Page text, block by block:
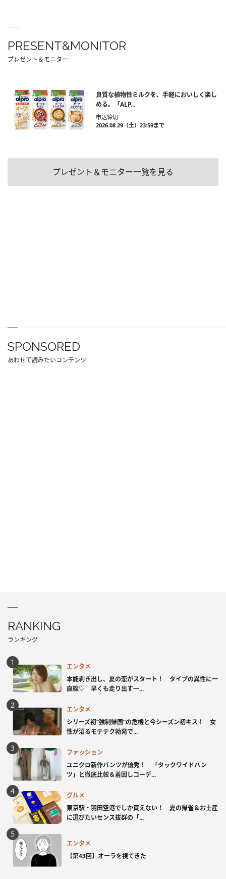
PRESENT&MONITOR
プレゼント＆モニター
良質な植物性ミルクを、手軽においしく楽し
める。「ALP...
申込締切
2026.08.29（土）23:59まで
プレゼント＆モニター一覧を見る
SPONSORED
あわせて読みたいコンテンツ
RANKING
ランキング
エンタメ
本能剥き出し、夏の恋がスタート！ タイプの異性に一
直線♡ 早くも走り出す一...
エンタメ
シリーズ初“強制帰国”の危機と今シーズン初キス！ 女
性が沼るモテテク勃発で...
ファッション
ユニクロ新作パンツが優秀！ 「タックワイドパン
ツ」と徹底比較＆着回しコーデ...
グルメ
東京駅・羽田空港でしか買えない！ 夏の帰省＆お土産
に選びたいセンス抜群の「...
エンタメ
【第43回】オーラを視てきた